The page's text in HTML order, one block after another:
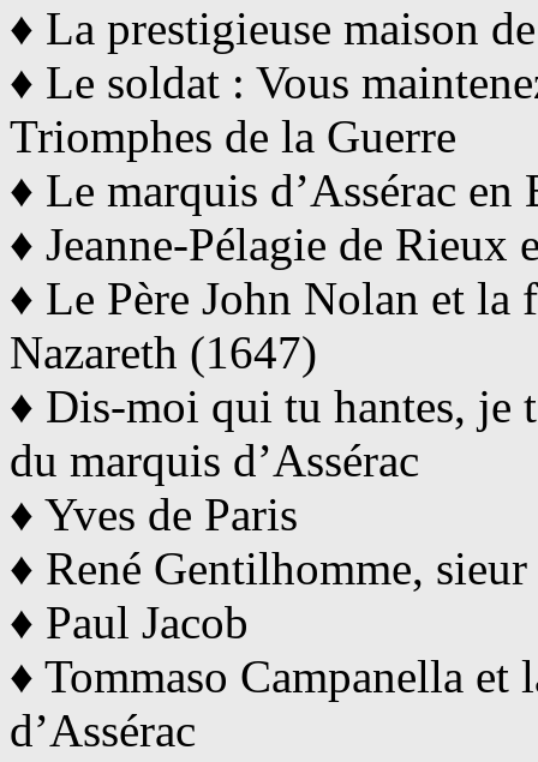
♦ La prestigieuse maison
♦ Le soldat : Vous
Triomphes de la Guerre
♦ Le marquis d’Assérac en
♦ Jeanne-Pélagie de Rieux
♦ Le Père John Nolan et la
Nazareth (1647)
♦ Dis-moi qui tu hantes,
du marquis d’Assérac
♦ Yves de Paris
♦ René Gentilhomme,
♦ Paul Jacob
♦ Tommaso Campanella
d’Assérac